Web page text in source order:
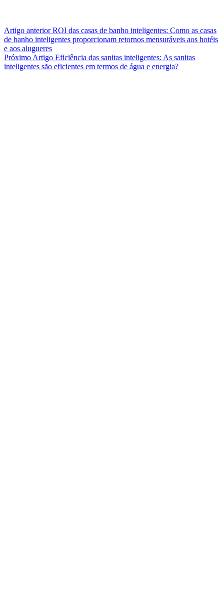
Artigo anteriorROI das casas de banho inteligentes: Como as casas
de banho inteligentes proporcionam retornos mensuráveis aos hotéis
e aos alugueres
Próximo Artigo Eficiência das sanitas inteligentes: As sanitas
inteligentes são eficientes em termos de água e energia?